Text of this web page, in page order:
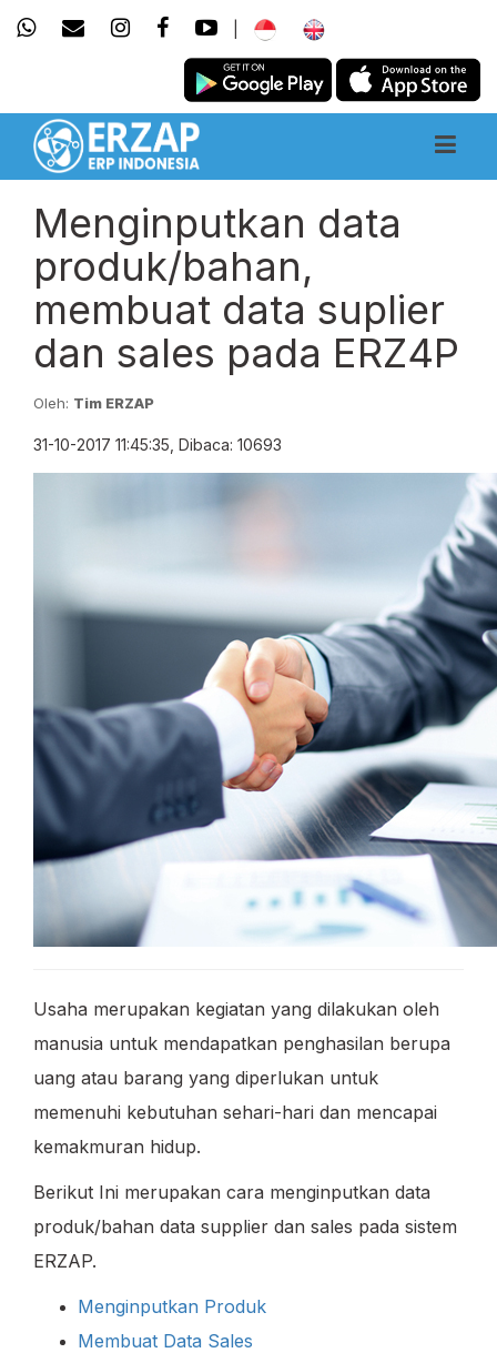
Menginputkan data
produk/bahan,
membuat data suplier
dan sales pada ERZ4P
Oleh: Tim ERZAP
31-10-2017 11:45:35, Dibaca: 10693
Usaha merupakan kegiatan yang dilakukan oleh
manusia untuk mendapatkan penghasilan berupa
uang atau barang yang diperlukan untuk
memenuhi kebutuhan sehari-hari dan mencapai
kemakmuran hidup.
Berikut Ini merupakan cara menginputkan data
produk/bahan data supplier dan sales pada sistem
ERZAP.
Menginputkan Produk
Membuat Data Sales